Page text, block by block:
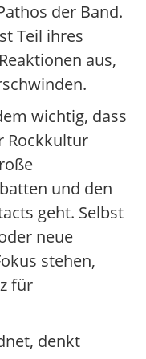
der Band.
Teil ihres
aus,
wichtig, dass
Rockkultur
und den
geht. Selbst
neue
stehen,
für
denkt